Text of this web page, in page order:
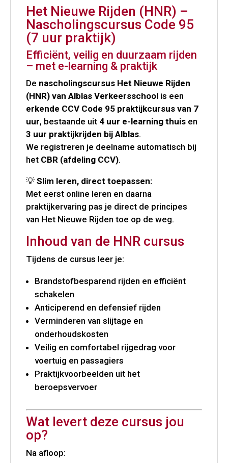
Het Nieuwe Rijden (HNR) –
Nascholingscursus Code 95
(7 uur praktijk)
Efficiënt, veilig en duurzaam rijden
– met e-learning & praktijk
De nascholingscursus Het Nieuwe Rijden
(HNR) van Alblas Verkeersschool is een
erkende CCV Code 95 praktijkcursus van 7
uur, bestaande uit 4 uur e-learning thuis en
3 uur praktijkrijden bij Alblas.
We registreren je deelname automatisch bij
het CBR (afdeling CCV).
💡 Slim leren, direct toepassen:
Met eerst online leren en daarna
praktijkervaring pas je direct de principes
van Het Nieuwe Rijden toe op de weg.
Inhoud van de HNR cursus
Tijdens de cursus leer je:
Brandstofbesparend rijden en efficiënt
schakelen
Anticiperend en defensief rijden
Verminderen van slijtage en
onderhoudskosten
Veilig en comfortabel rijgedrag voor
voertuig en passagiers
Praktijkvoorbeelden uit het
beroepsvervoer
Wat levert deze cursus jou
op?
Na afloop: